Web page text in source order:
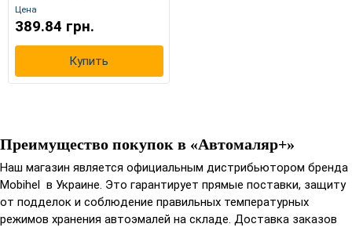
Цена
389.84 грн.
Купить
Преимущество покупок в «Автомаляр+»
Наш магазин является официальным дистрибьютором бренда
Mobihel в Украине. Это гарантирует прямые поставки, защиту
от подделок и соблюдение правильных температурных
режимов хранения автоэмалей на складе. Доставка заказов